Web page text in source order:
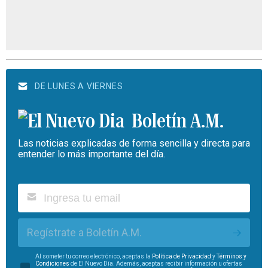
DE LUNES A VIERNES
Boletín A.M.
Las noticias explicadas de forma sencilla y directa para
entender lo más importante del día.
Regístrate a Boletín A.M.
Al someter tu correo electrónico, aceptas la Política de Privacidad yTérminos y
Condiciones de El Nuevo Día. Además, aceptas recibir información u ofertas